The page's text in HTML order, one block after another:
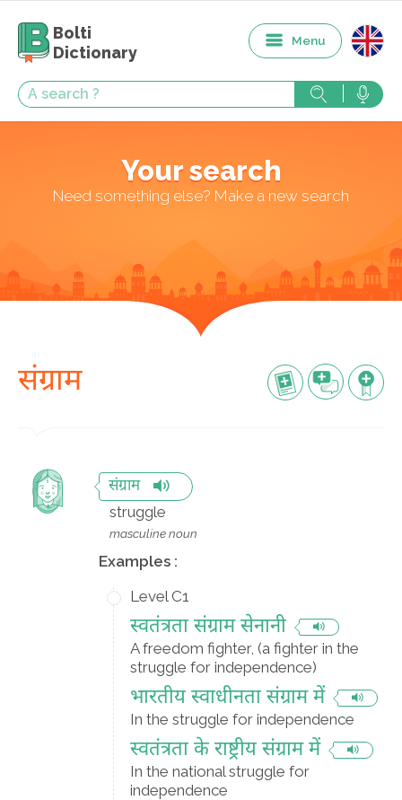
Bolti
Dictionary
Menu
Your search
Need something else? Make a new search
संग्राम
संग्राम
struggle
masculine noun
Examples :
Level C1
स्वतंत्रता संग्राम सेनानी
A freedom fighter, (a fighter in the
struggle for independence)
भारतीय स्वाधीनता संग्राम में
In the struggle for independence
स्वतंत्रता के राष्ट्रीय संग्राम में
In the national struggle for
independence